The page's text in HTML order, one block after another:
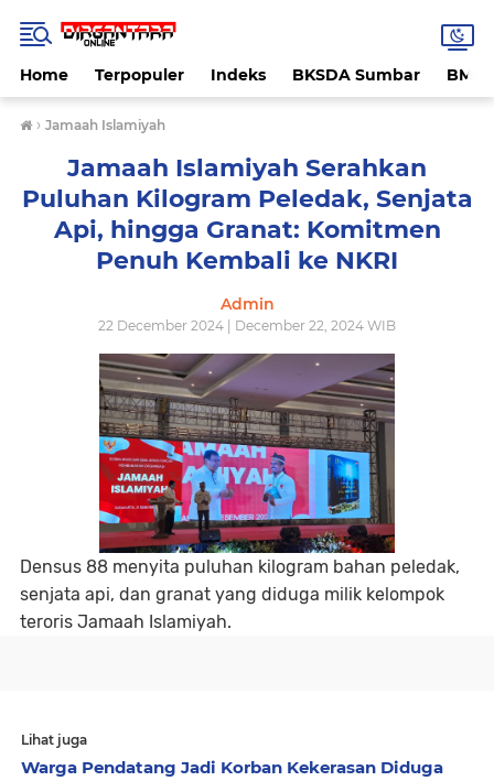
Home Terpopuler Indeks BKSDA Sumbar
› Jamaah Islamiyah
Jamaah Islamiyah Serahkan
Puluhan Kilogram Peledak, Senjata
Api, hingga Granat: Komitmen
Penuh Kembali ke NKRI
Admin
22 December 2024 | December 22, 2024 WIB
Densus 88 menyita puluhan kilogram bahan peledak,
senjata api, dan granat yang diduga milik kelompok
teroris Jamaah Islamiyah.
Lihat juga
Warga Pendatang Jadi Korban Kekerasan Diduga